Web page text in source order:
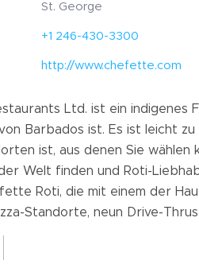
St. George
+1 246-430-3300
http://www.chefette.com
Ltd. ist ein indigenes
Barbados ist. Es ist leicht
ist, aus denen Sie
Welt finden und Roti-
Roti, die mit einem der
Standorte, neun Drive-